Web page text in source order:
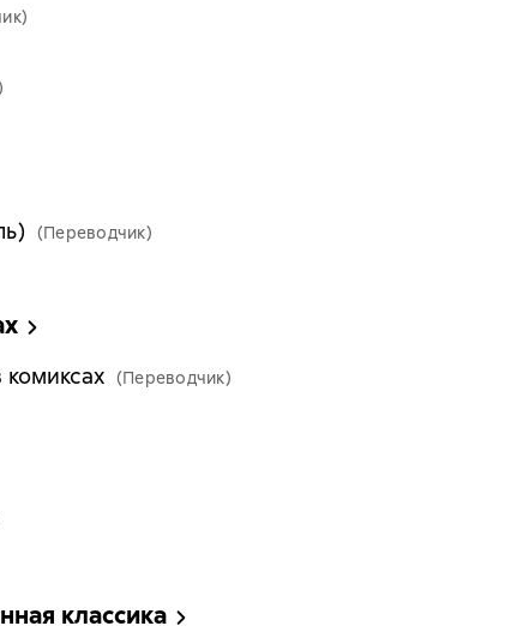
(Переводчик)
комиксах (Переводчик)
классика